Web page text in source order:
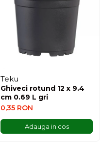
Teku
Ghiveci rotund 12 x 9.4
cm 0.69 L gri
0,35 RON
Adauga in cos